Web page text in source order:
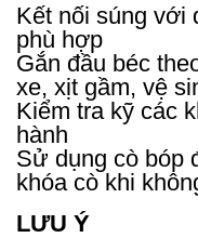
Kết nối súng với
phù hợp
Gắn đầu béc
xe, xịt gầm, vệ
Kiểm tra kỹ các
hành
Sử dụng cò bóp
khóa cò khi
LƯU Ý